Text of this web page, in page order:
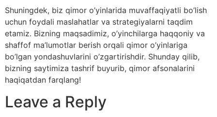
Shuningdek, biz qimor o’yinlarida muvaffaqiyatli bo’lish
uchun foydali maslahatlar va strategiyalarni taqdim
etamiz. Bizning maqsadimiz, o’yinchilarga haqqoniy va
shaffof ma’lumotlar berish orqali qimor o’yinlariga
bo’lgan yondashuvlarini o’zgartirishdir. Shunday qilib,
bizning saytimiza tashrif buyurib, qimor afsonalarini
haqiqatdan farqlang!
Leave a Reply